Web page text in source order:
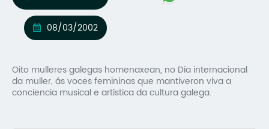
08/03/2002
Oito mulleres galegas homenaxean, no Día internacional
da muller, ás voces femininas que mantiveron viva a
conciencia musical e artística da cultura galega.